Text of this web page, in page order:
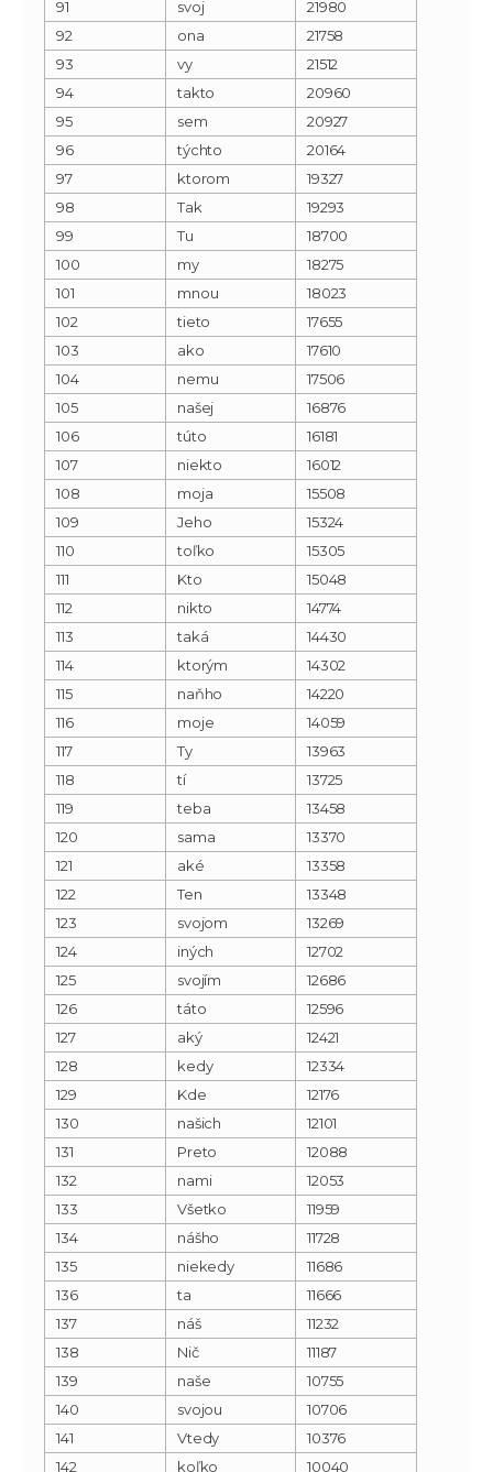
91 svoj
21980
92
ona
21758
93
vy
21512
94
takto
20960
95
sem
20927
96
týchto
20164
97
ktorom
19327
98
Tak
19293
99
Tu
18700
100
my
18275
101
mnou
18023
102
tieto
17655
103
ako
17610
104
nemu
17506
105
našej
16876
106
túto
16181
107
niekto
16012
108
moja
15508
109
Jeho
15324
110
toľko
15305
111
Kto
15048
112
nikto
14774
113
taká
14430
114
ktorým
14302
115
naňho
14220
116
moje
14059
117
Ty
13963
118
tí
13725
119
teba
13458
120
sama
13370
121
aké
13358
122
Ten
13348
123
svojom
13269
124
iných
12702
125
svojím
12686
126
táto
12596
127
aký
12421
128
kedy
12334
129
Kde
12176
130
našich
12101
131
Preto
12088
132
nami
12053
133
Všetko
11959
134
nášho
11728
135
niekedy
11686
136
ta
11666
137
náš
11232
138
Nič
11187
139
naše
10755
140
svojou
10706
141
Vtedy
10376
142
koľko
10040